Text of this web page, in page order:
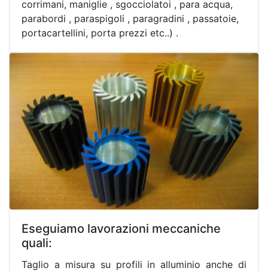
corrimani, maniglie , sgocciolatoi , para acqua,
parabordi , paraspigoli , paragradini , passatoie,
portacartellini, porta prezzi etc..) .
Eseguiamo lavorazioni meccaniche
quali:
Taglio a misura su profili in alluminio anche di